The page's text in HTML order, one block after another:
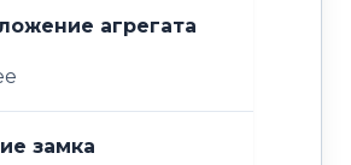
агрегата
замка